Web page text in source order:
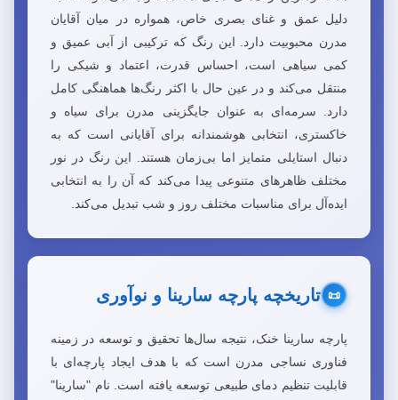
دلیل عمق و غنای بصری خاص، همواره در میان آقایان
مدرن محبوبیت دارد. این رنگ که ترکیبی از آبی عمیق و
کمی سیاهی است، احساس قدرت، اعتماد و شیکی را
منتقل می‌کند و در عین حال با اکثر رنگ‌ها هماهنگی کامل
دارد. سرمه‌ای به عنوان جایگزینی مدرن برای سیاه و
خاکستری، انتخابی هوشمندانه برای آقایانی است که به
دنبال استایلی متمایز اما بی‌زمان هستند. این رنگ در نور
مختلف ظاهرهای متنوعی پیدا می‌کند که آن را به انتخابی
ایده‌آل برای مناسبات مختلف روز و شب تبدیل می‌کند.
📜 تاریخچه پارچه سارینا و نوآوری
پارچه سارینا خنک، نتیجه سال‌ها تحقیق و توسعه در زمینه
فناوری نساجی مدرن است که با هدف ایجاد پارچه‌ای با
قابلیت تنظیم دمای طبیعی توسعه یافته است. نام "سارینا"